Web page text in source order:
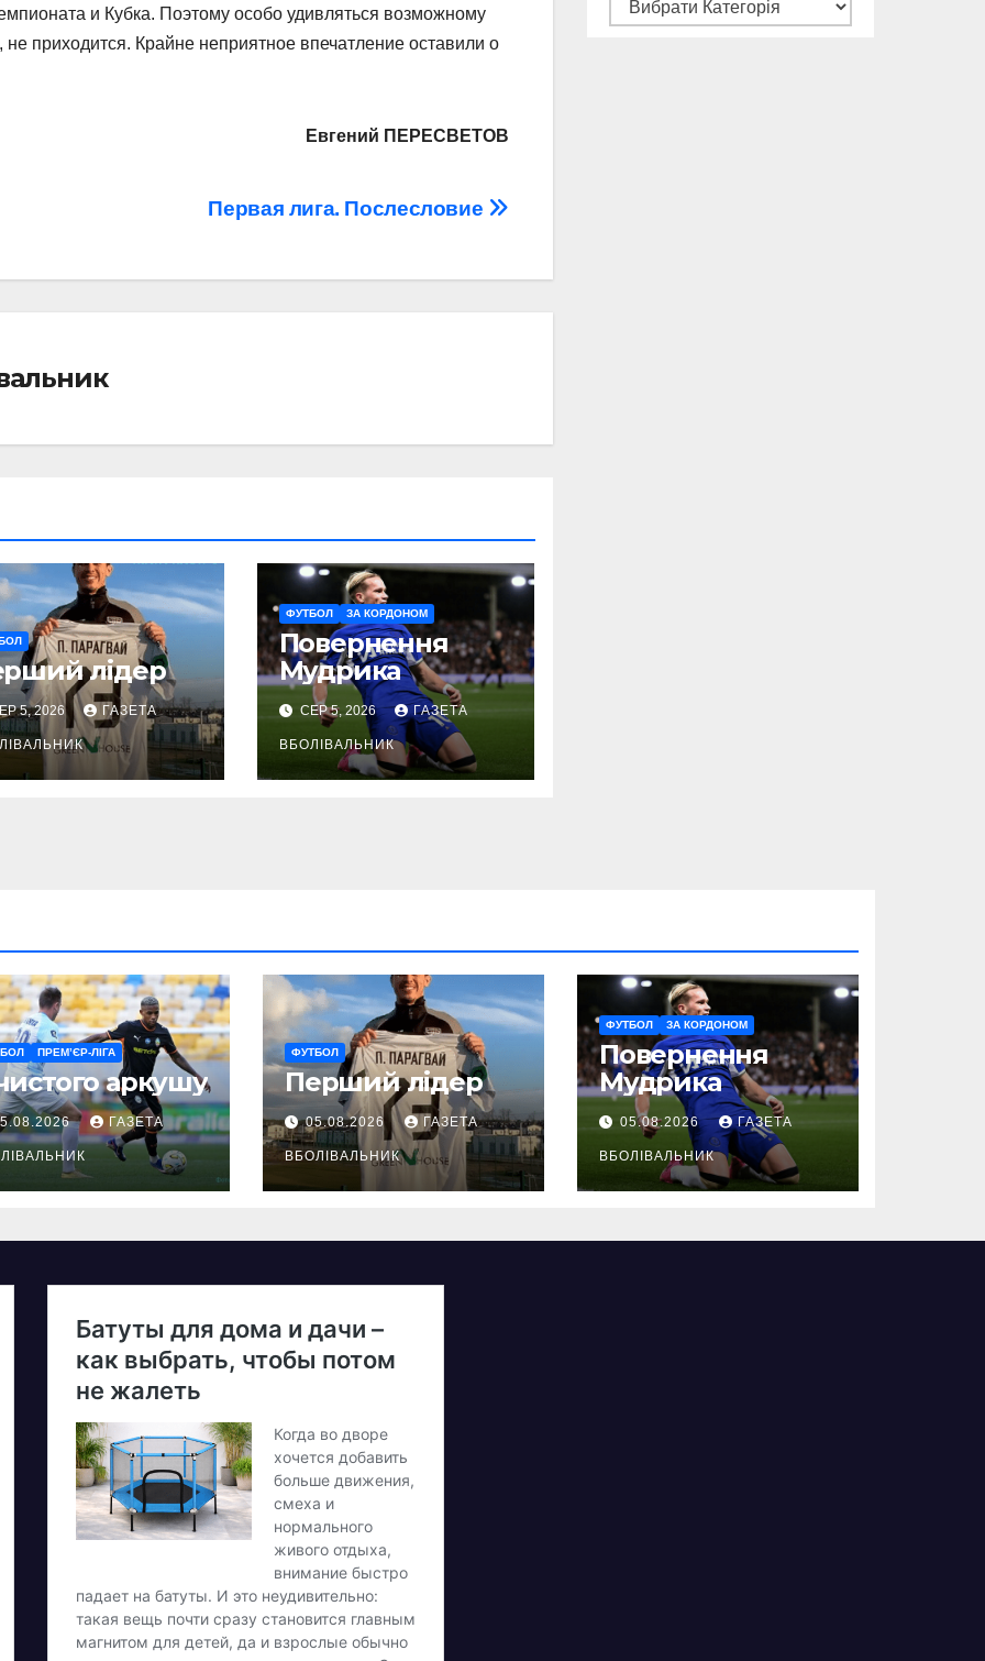
и Кубка. Поэтому особо удивляться возможному
приходится. Крайне неприятное впечатление оставили о
Евгений ПЕРЕСВЕТОВ
Первая лига. Послесловие
лідер
5, 2026 ГАЗЕТА
ФУТБОЛ ЗА КОРДОНОМ
Повернення
Мудрика
СЕР 5, 2026 ГАЗЕТА
ВБОЛІВАЛЬНИК
ПРЕМ’ЄР-ЛІГА
аркушу
ГАЗЕТА
ФУТБОЛ
Перший лідер
05.08.2026 ГАЗЕТА
ВБОЛІВАЛЬНИК
ФУТБОЛ ЗА КОРДОНОМ
Повернення
Мудрика
05.08.2026 ГАЗЕТА
ВБОЛІВАЛЬНИК